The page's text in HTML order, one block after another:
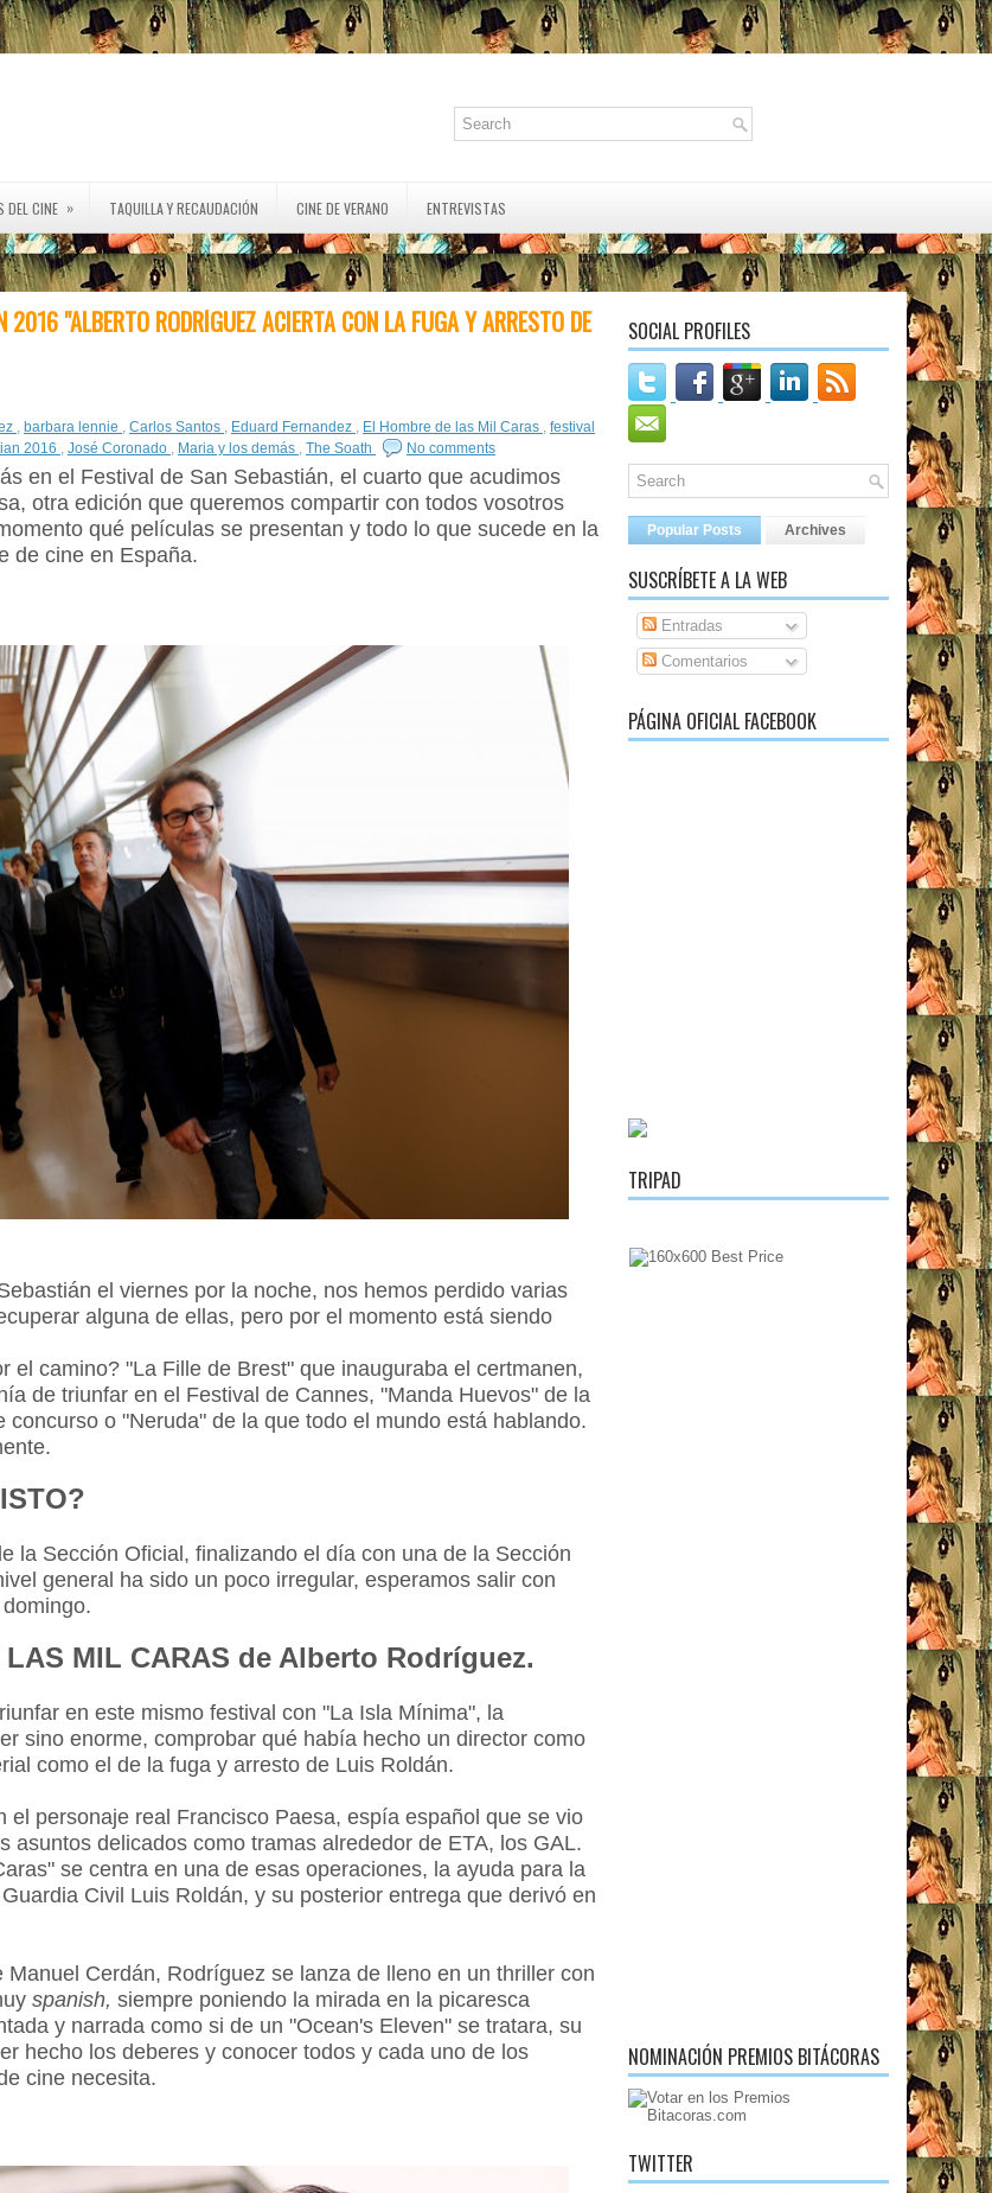
DEL CINE » TAQUILLA Y RECAUDACIÓN CINE DE VERANO ENTREVISTAS
2016 "ALBERTO RODRÍGUEZ ACIERTA CON LA FUGA Y ARRESTO DE
, barbara lennie , Carlos Santos , Eduard Fernandez , El Hombre de las Mil Caras , festival
2016 , José Coronado , Maria y los demás , The Soath No comments
en el Festival de San Sebastián, el cuarto que acudimos
otra edición que queremos compartir con todos vosotros
qué películas se presentan y todo lo que sucede en la
de cine en España.
el viernes por la noche, nos hemos perdido varias
alguna de ellas, pero por el momento está siendo
el camino? "La Fille de Brest" que inauguraba el certmanen,
de triunfar en el Festival de Cannes, "Manda Huevos" de la
concurso o "Neruda" de la que todo el mundo está hablando.
la Sección Oficial, finalizando el día con una de la Sección
general ha sido un poco irregular, esperamos salir con
LAS MIL CARAS de Alberto Rodríguez.
en este mismo festival con "La Isla Mínima", la
sino enorme, comprobar qué había hecho un director como
como el de la fuga y arresto de Luis Roldán.
el personaje real Francisco Paesa, espía español que se vio
asuntos delicados como tramas alrededor de ETA, los GAL.
se centra en una de esas operaciones, la ayuda para la
Civil Luis Roldán, y su posterior entrega que derivó en
Manuel Cerdán, Rodríguez se lanza de lleno en un thriller con
spanish, siempre poniendo la mirada en la picaresca
y narrada como si de un "Ocean's Eleven" se tratara, su
hecho los deberes y conocer todos y cada uno de los
cine necesita.
SOCIAL PROFILES
Popular Posts Archives
SUSCRÍBETE A LA WEB
Entradas
Comentarios
PÁGINA OFICIAL FACEBOOK
TRIPAD
NOMINACIÓN PREMIOS BITÁCORAS
TWITTER